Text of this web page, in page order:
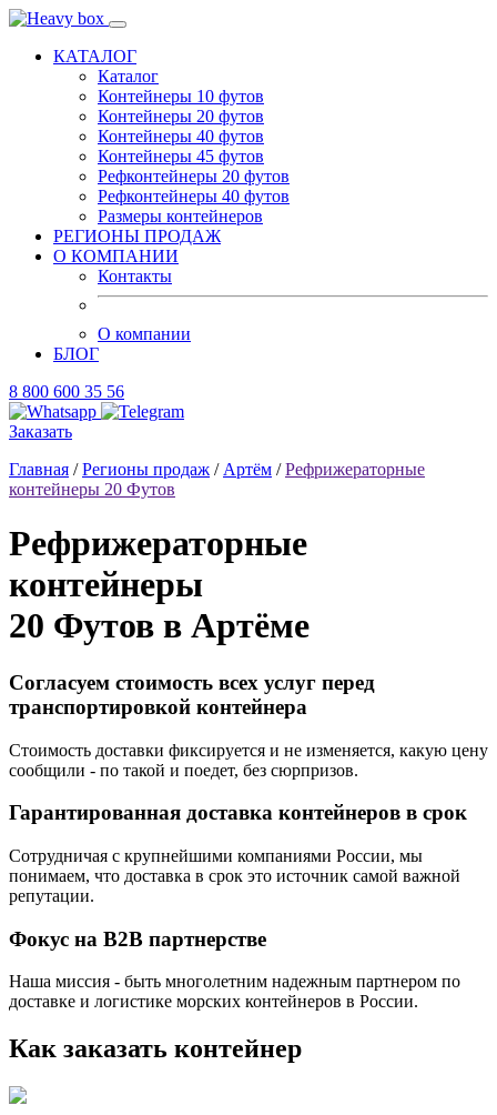
КАТАЛОГ
Каталог
Контейнеры 10 футов
Контейнеры 20 футов
Контейнеры 40 футов
Контейнеры 45 футов
Рефконтейнеры 20 футов
Рефконтейнеры 40 футов
Размеры контейнеров
РЕГИОНЫ ПРОДАЖ
О КОМПАНИИ
Контакты
О компании
БЛОГ
8 800 600 35 56
Заказать
Главная /Регионы продаж / Артём /Рефрижераторные
контейнеры 20 Футов
Рефрижераторные
контейнеры
20 Футов в Артёме
Согласуем стоимость всех услуг перед
транспортировкой контейнера
Стоимость доставки фиксируется и не изменяется, какую цену
сообщили - по такой и поедет, без сюрпризов.
Гарантированная доставка контейнеров в срок
Сотрудничая с крупнейшими компаниями России, мы
понимаем, что доставка в срок это источник самой важной
репутации.
Фокус на B2B партнерстве
Наша миссия - быть многолетним надежным партнером по
доставке и логистике морских контейнеров в России.
Как заказать контейнер